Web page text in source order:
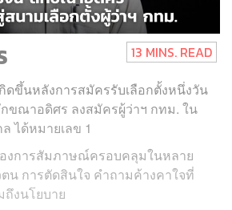
13 MINS. READ
ขึ้นหลังการสมัครรับเลือกตั้งหนึ่งวัน
ขณาอดิศร ลงสมัครผู้ว่าฯ กทม. ใน
ได้หมายเลข 1
งการสัมภาษณ์ครอบคลุมในหลาย
น การตัดสินใจ คำถามค้างคาใจที่
ถึงนโยบาย